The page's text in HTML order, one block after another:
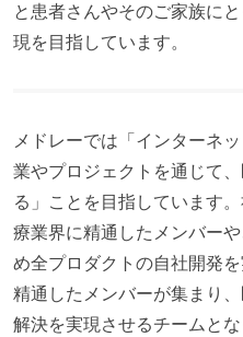
労働環境の自由度
2年以内に未就学児を
ジニアがいる
フレックスタイム制ま
メンバーの多様性
外国籍の開発メンバー
開発メンバーの新卒採
と患者さんやそのご家族に
現を目指しています。
メドレーでは「インターネ
業やプロジェクトを通じて
る」ことを目指しています
療業界に精通したメンバー
め全プロダクトの自社開発
精通したメンバーが集まり
解決を実現させるチームとな